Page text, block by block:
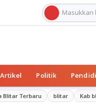
Artikel Politik
Blitar Terbaru blitar Kab